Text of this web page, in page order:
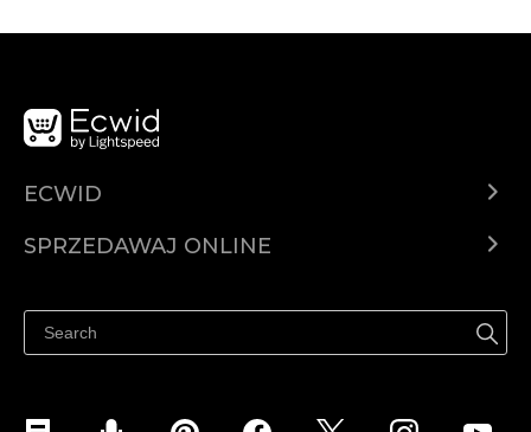
ECWID
Cena
SPRZEDAWAJ ONLINE
Sprzedawaj na Facebooku
Sprzedawaj na Instagramie